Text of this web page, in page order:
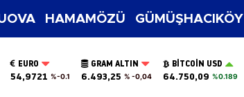
HAMAMÖZÜ GÜMÜŞHACIKÖY
EURO
54,9721 %-0.1
GRAM ALTIN
6.493,25 % -0,04
BITCOIN USD
64.750,09 %0.189